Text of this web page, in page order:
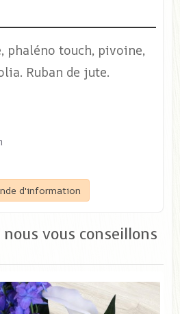
phaléno touch, pivoine,
Ruban de jute.
d'information
vous conseillons